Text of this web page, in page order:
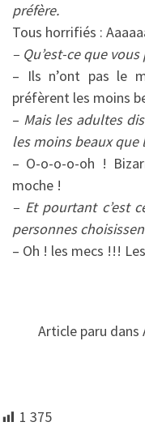
préfère.
Tous horrifiés :
– Qu’est-ce que
– Ils n’ont pas le
préfèrent les moins
– Mais les adultes
les moins beaux que
– O-o-o-o-oh !
moche !
– Et pourtant c’est
personnes
– Oh ! les mecs !!!
Article paru
1 375